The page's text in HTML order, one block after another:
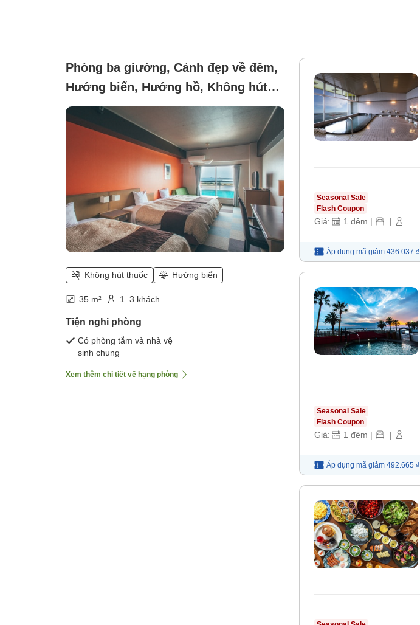
Phòng ba giường, Cảnh đẹp về đêm,
Hướng biển, Hướng hồ, Không hút
thuốc (Phòng kiểu phương Tây nhìn
ra hồ Hamana và cổng torii bên phía
biển [1~3 người])
Không hút thuốc Hướng biển
35 m² 1–3 khách
Tiện nghi phòng
Có phòng tắm và nhà vệ
sinh chung
Xem thêm chi tiết về hạng phòng
Seasonal Sale
Flash Coupon
Giá: 1 đêm | |
Áp dụng mã giảm 436.037 ₫
Seasonal Sale
Flash Coupon
Giá: 1 đêm | |
Áp dụng mã giảm 492.665 ₫